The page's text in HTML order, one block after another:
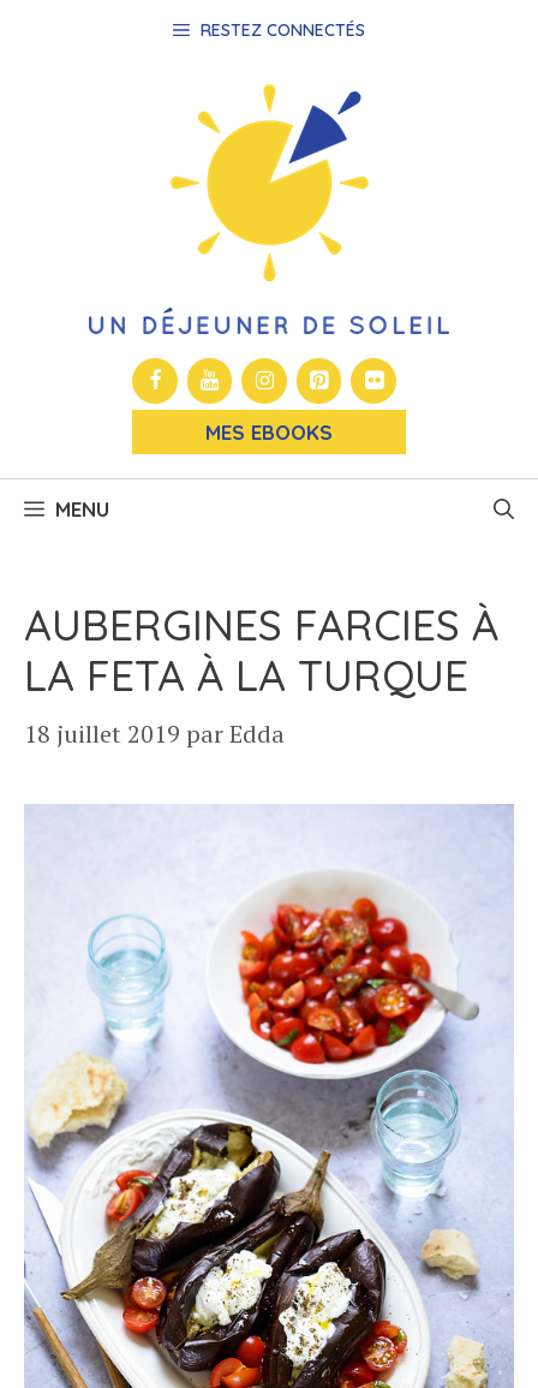
RESTEZ CONNECTÉS
MES EBOOKS
MENU
AUBERGINES FARCIES À
LA FETA À LA TURQUE
18 juillet 2019 parEdda